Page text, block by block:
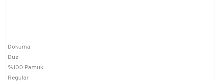
Dokuma
Düz
%100 Pamuk
Regular